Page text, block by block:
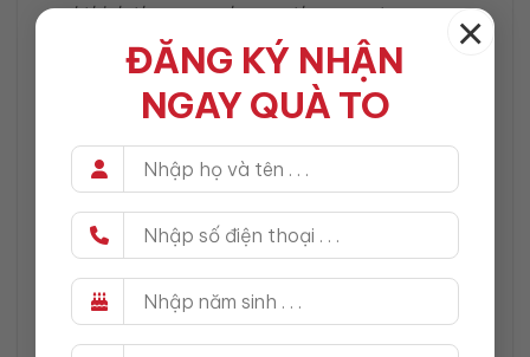
ĐĂNG KÝ NHẬN
NGAY QUÀ TO
×
I think there may be another way to
approach this.
This might be difficult to implement in
practice.
2. Chỉ nói cảm tính mà không có lý do
Ví dụ:
I don’t agree.
I don’t like this idea.
Nếu chỉ dừng ở đó, cuộc trao đổi sẽ không đi